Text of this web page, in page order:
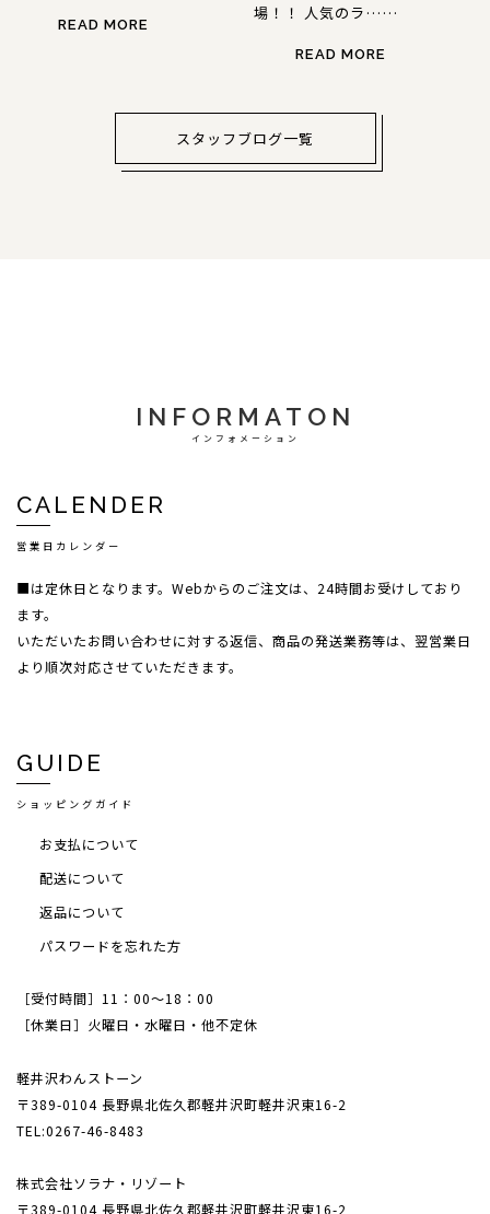
READ MORE
場！！ 人気のラ……
READ MORE
スタッフブログ一覧
INFORMATON
インフォメーション
CALENDER
営業日カレンダー
■は定休日となります。Webからのご注文は、24時間お受けしており
ます。
いただいたお問い合わせに対する返信、商品の発送業務等は、翌営業日
より順次対応させていただきます。
GUIDE
ショッピングガイド
お支払について
配送について
返品について
パスワードを忘れた方
［受付時間］11：00～18：00
［休業日］火曜日・水曜日・他不定休
軽井沢わんストーン
〒389-0104 長野県北佐久郡軽井沢町軽井沢東16-2
TEL:0267-46-8483
株式会社ソラナ・リゾート
〒389-0104 長野県北佐久郡軽井沢町軽井沢東16-2